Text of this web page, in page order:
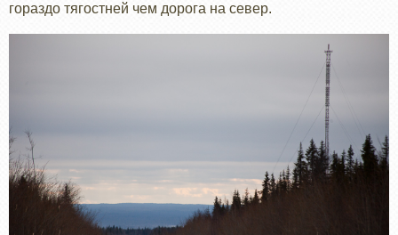
гораздо тягостней чем дорога на север.